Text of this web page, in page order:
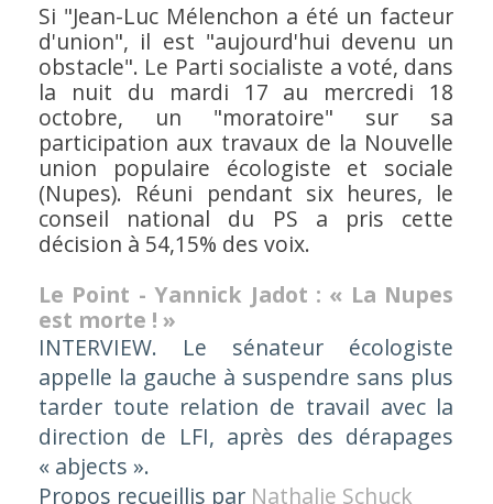
Si "Jean-Luc Mélenchon a été un facteur
d'union", il est "aujourd'hui devenu un
obstacle". Le Parti socialiste a voté, dans
la nuit du mardi 17 au mercredi 18
octobre, un "moratoire" sur sa
participation aux travaux de la Nouvelle
union populaire écologiste et sociale
(Nupes). Réuni pendant six heures, le
conseil national du PS a pris cette
décision à 54,15% des voix.
Le Point - Yannick Jadot : « La Nupes
est morte ! »
INTERVIEW. Le sénateur écologiste
appelle la gauche à suspendre sans plus
tarder toute relation de travail avec la
direction de LFI, après des dérapages
« abjects ».
Propos recueillis par Nathalie Schuck